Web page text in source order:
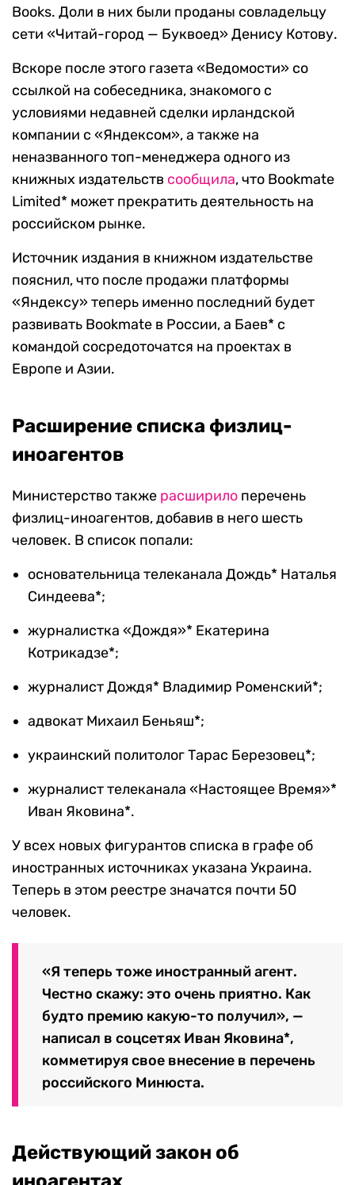
Books. Доли в них были проданы совладельцу
сети «Читай-город — Буквоед» Денису Котову.
Вскоре после этого газета «Ведомости» со
ссылкой на собеседника, знакомого с
условиями недавней сделки ирландской
компании с «Яндексом», а также на
неназванного топ-менеджера одного из
книжных издательств сообщила, что Bookmate
Limited* может прекратить деятельность на
российском рынке.
Источник издания в книжном издательстве
пояснил, что после продажи платформы
«Яндексу» теперь именно последний будет
развивать Bookmate в России, а Баев* с
командой сосредоточатся на проектах в
Европе и Азии.
Расширение списка физлиц-
иноагентов
Министерство также расширило перечень
физлиц-иноагентов, добавив в него шесть
человек. В список попали:
основательница телеканала Дождь* Наталья
Синдеева*;
журналистка «Дождя»* Екатерина
Котрикадзе*;
журналист Дождя* Владимир Роменский*;
адвокат Михаил Беньяш*;
украинский политолог Тарас Березовец*;
журналист телеканала «Настоящее Время»*
Иван Яковина*.
У всех новых фигурантов списка в графе об
иностранных источниках указана Украина.
Теперь в этом реестре значатся почти 50
человек.
«Я теперь тоже иностранный агент.
Честно скажу: это очень приятно. Как
будто премию какую-то получил», —
написал в соцсетях Иван Яковина*,
комметируя свое внесение в перечень
российского Минюста.
Действующий закон об